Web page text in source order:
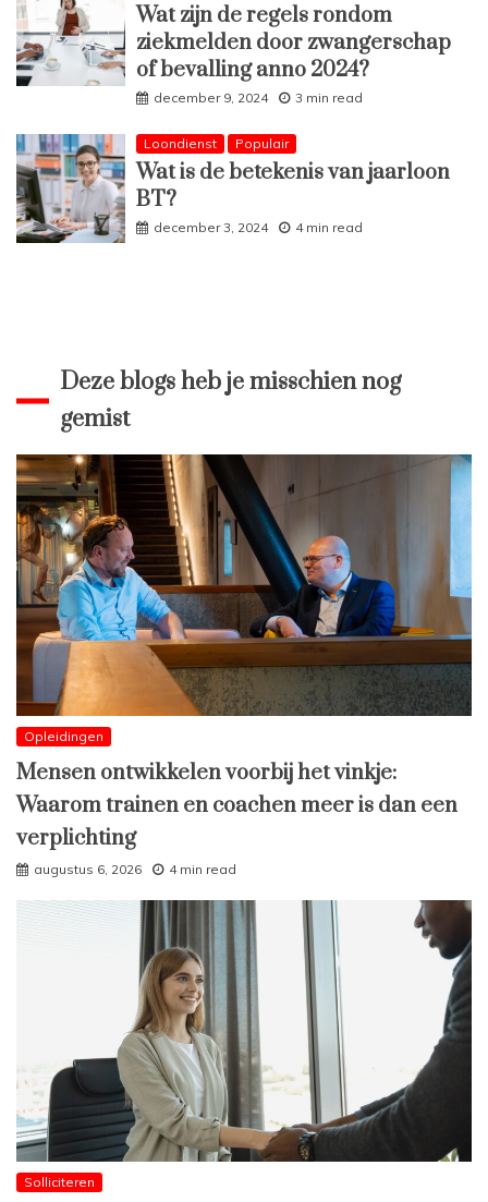
Wat zijn de regels rondom
ziekmelden door zwangerschap
of bevalling anno 2024?
december 9, 2024 3 min read
Loondienst Populair
Wat is de betekenis van jaarloon
BT?
december 3, 2024 4 min read
Deze blogs heb je misschien nog
gemist
Opleidingen
Mensen ontwikkelen voorbij het vinkje:
Waarom trainen en coachen meer is dan een
verplichting
augustus 6, 2026 4 min read
Solliciteren